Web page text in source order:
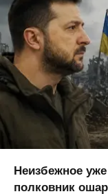
Неизбежное
полковник